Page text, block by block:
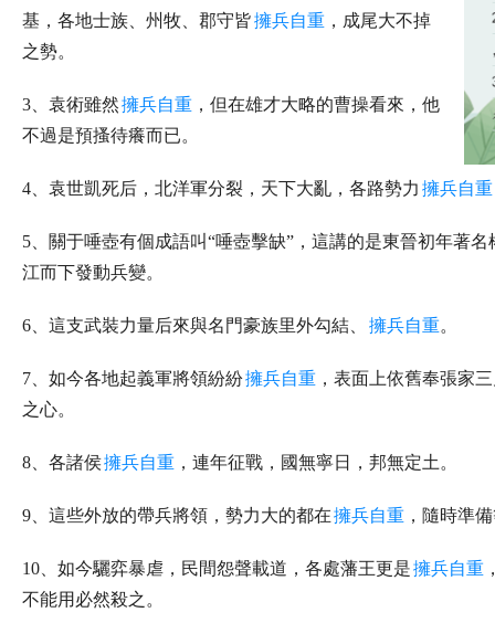
基，各地士族、州牧、郡守皆擁兵自重 ，成尾大不掉
之勢。
3、袁術雖然擁兵自重 ，但在雄才大略的曹操看來，他
不過是預搔待癢而已。
4、袁世凱死后，北洋軍分裂，天下大亂，各路勢力 擁兵自重
5、關于唾壺有個成語叫“唾壺擊缺”，這講的是東晉初年著
江而下發動兵變。
6、這支武裝力量后來與名門豪族里外勾結、 擁兵自重。
7、如今各地起義軍將領紛紛擁兵自重 ，表面上依舊奉張家
之心。
8、各諸侯擁兵自重 ，連年征戰，國無寧日，邦無定土。
9、這些外放的帶兵將領，勢力大的都在擁兵自重 ，隨時準
10、如今驪弈暴虐，民間怨聲載道，各處藩王更是擁兵自重
不能用必然殺之。